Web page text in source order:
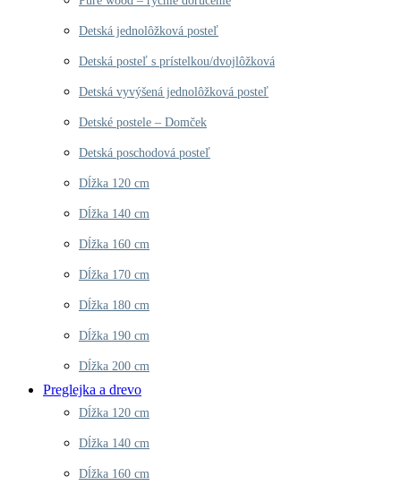
Detská jednolôžková posteľ
Detská posteľ s prístelkou/dvojlôžková
Detská vyvýšená jednolôžková posteľ
Detské postele – Domček
Detská poschodová posteľ
Dĺžka 120 cm
Dĺžka 140 cm
Dĺžka 160 cm
Dĺžka 170 cm
Dĺžka 180 cm
Dĺžka 190 cm
Dĺžka 200 cm
Preglejka a drevo
Dĺžka 120 cm
Dĺžka 140 cm
Dĺžka 160 cm